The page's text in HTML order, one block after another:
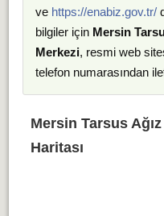
ve https://enabiz.gov.tr/
bilgiler için Mersin
Merkezi, resmi web
telefon numarasından
Mersin Tarsus
Haritası